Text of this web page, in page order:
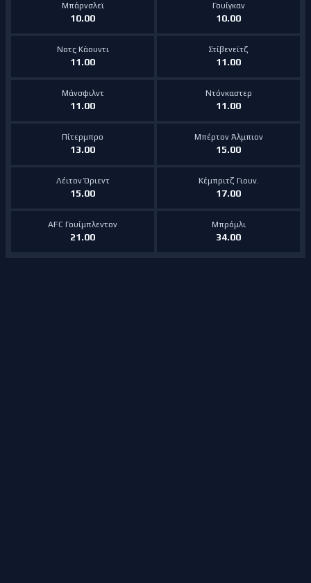
Μπάρνσλεϊ
10.00
Γουίγκαν
10.00
Νοτς Κάουντι
11.00
Στίβενεϊτζ
11.00
Μάνσφιλντ
11.00
Ντόνκαστερ
11.00
Πίτερμπρο
13.00
Μπέρτον Άλμπιον
15.00
Λέιτον Όριεντ
15.00
Κέμπριτζ Γιουν.
17.00
AFC Γουίμπλεντον
21.00
Μπρόμλι
34.00